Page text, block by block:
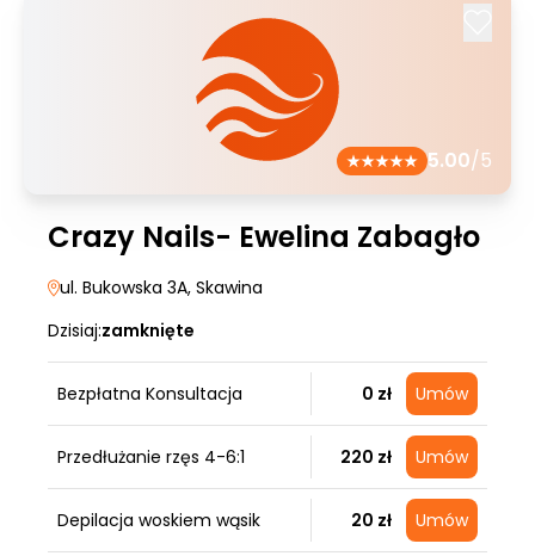
5.00/5
Crazy Nails- Ewelina Zabagło
ul. Bukowska 3A, Skawina
Dzisiaj:zamknięte
Bezpłatna Konsultacja 0 zł Umów
Przedłużanie rzęs 4-6:1 220 zł Umów
Depilacja woskiem wąsik 20 zł Umów